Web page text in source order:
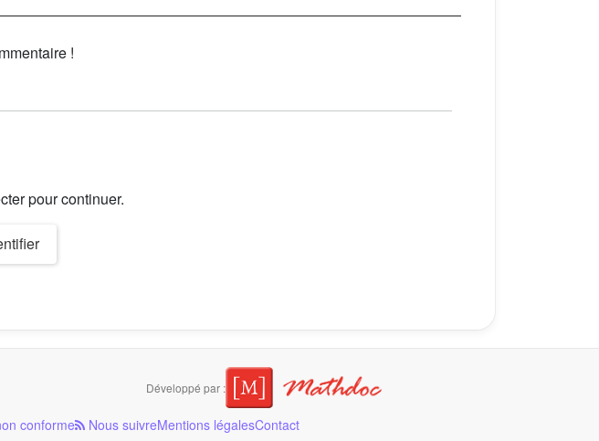
!
pour continuer.
Développé par :
conforme Nous suivreMentions légalesContact